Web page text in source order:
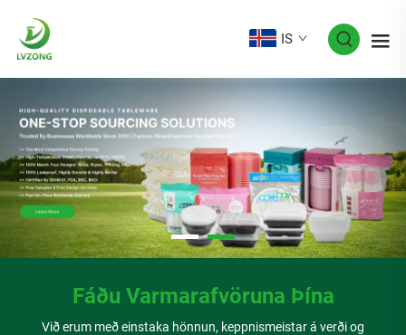
IS
Fáðu Varmarafvöruna Þína
Við erum með einstaka hönnun, keppnismeistar á verði og